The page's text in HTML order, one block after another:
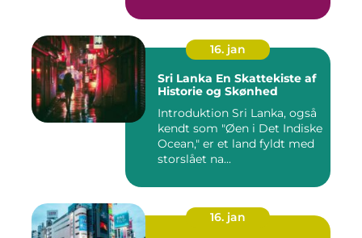
16. jan
Sri Lanka En Skattekiste af
Historie og Skønhed
Introduktion Sri Lanka, også
kendt som "Øen i Det Indiske
Ocean," er et land fyldt med
storslået na...
16. jan